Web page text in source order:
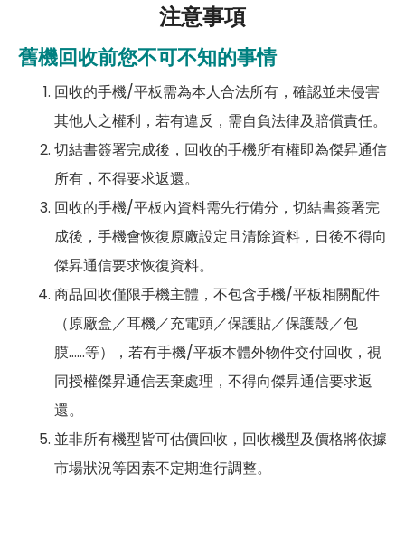
注意事項
舊機回收前您不可不知的事情
回收的手機/平板需為本人合法所有，確認並未侵害
其他人之權利，若有違反，需自負法律及賠償責任。
切結書簽署完成後，回收的手機所有權即為傑昇通信
所有，不得要求返還。
回收的手機/平板內資料需先行備分，切結書簽署完
成後，手機會恢復原廠設定且清除資料，日後不得向
傑昇通信要求恢復資料。
商品回收僅限手機主體，不包含手機/平板相關配件
（原廠盒／耳機／充電頭／保護貼／保護殼／包
膜……等），若有手機/平板本體外物件交付回收，視
同授權傑昇通信丟棄處理，不得向傑昇通信要求返
還。
並非所有機型皆可估價回收，回收機型及價格將依據
市場狀況等因素不定期進行調整。